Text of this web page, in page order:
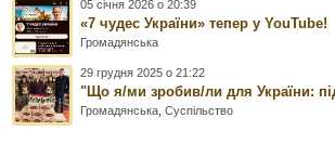
05 січня 2026 о 20:39
«7 чудес України» тепер у YouTube!
Громадянська
29 грудня 2025 о 21:22
"Що я/ми зробив/ли для України:
Громадянська ,Суспільство